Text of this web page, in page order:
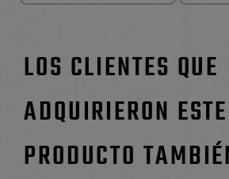
LOS CLIENTES QUE
ADQUIRIERON ESTE
PRODUCTO